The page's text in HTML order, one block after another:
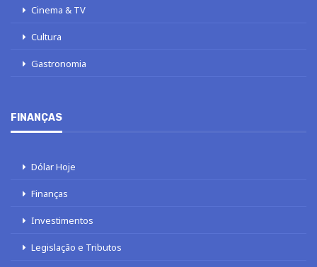
Cinema & TV
Cultura
Gastronomia
FINANÇAS
Dólar Hoje
Finanças
Investimentos
Legislação e Tributos